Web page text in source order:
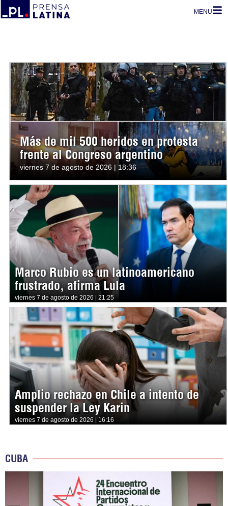
MENU
Más de mil 500 heridos en protesta
frente al Congreso argentino
viernes 7 de agosto de 2026 | 18:36
Marco Rubio es un latinoamericano
frustrado, afirma Lula
viernes 7 de agosto de 2026 | 21:25
Amplio rechazo en Chile a intento de
suspender la Ley Karin
viernes 7 de agosto de 2026 | 16:16
CUBA